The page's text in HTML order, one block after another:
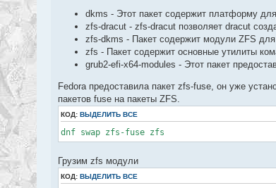
dkms - Этот пакет содержит платформу
zfs-dracut - zfs-dracut позволяет dracut
zfs-dkms - Пакет содержит модули ZFS
zfs - Пакет содержит основные утилиты
grub2-efi-x64-modules - Этот пакет
Fedora предоставила пакет zfs-fuse, он уже
пакетов fuse на пакеты ZFS.
КОД: ВЫДЕЛИТЬ ВСЕ
dnf swap zfs-fuse zfs
Грузим zfs модули
КОД: ВЫДЕЛИТЬ ВСЕ